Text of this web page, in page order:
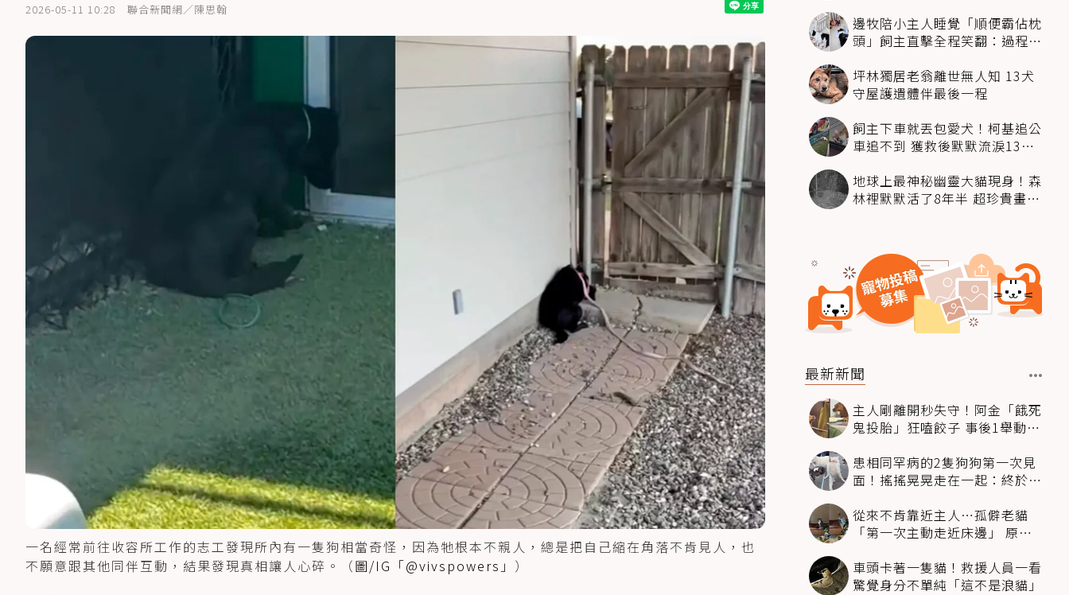
2026-05-11 10:28 聯合新聞網／陳思翰
一名經常前往收容所工作的志工發現所內有一隻狗相當奇怪，因為牠根本不親人，總是把自己縮在角落不肯見人，也
不願意跟其他同伴互動，結果發現真相讓人心碎。（圖/IG「@vivspowers」 ）
邊牧陪小主人睡覺「順便霸佔枕
頭」飼主直擊全程笑翻：過程絲
坪林獨居老翁離世無人知 13犬
守屋護遺體伴最後一程
飼主下車就丟包愛犬！柯基追公
車追不到 獲救後默默流淚13萬
地球上最神秘幽靈大貓現身！森
林裡默默活了8年半 超珍貴畫面
最新新聞
主人剛離開秒失守！阿金「餓死
鬼投胎」狂嗑餃子 事後1舉動反
患相同罕病的2隻狗狗第一次見
面！搖搖晃晃走在一起：終於找
從來不肯靠近主人…孤僻老貓
「第一次主動走近床邊」 原因
車頭卡著一隻貓！救援人員一看
驚覺身分不單純「這不是浪貓」